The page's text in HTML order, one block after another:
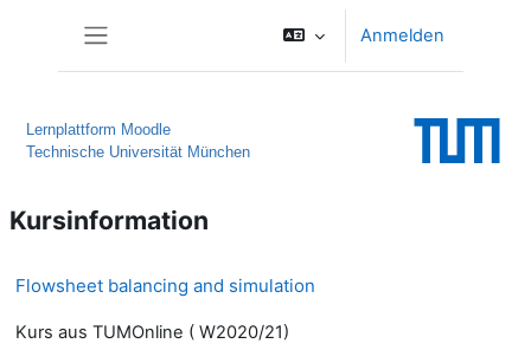
Anmelden
Lernplattform Moodle
Technische Universität München
Kursinformation
Flowsheet balancing and simulation
Kurs aus TUMOnline ( W2020/21)